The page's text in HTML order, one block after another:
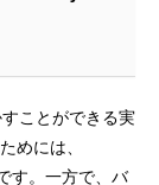
ことができる実
めには、
す。一方で、バ